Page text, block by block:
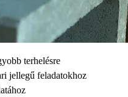
terhelésre
jellegű feladatokhoz